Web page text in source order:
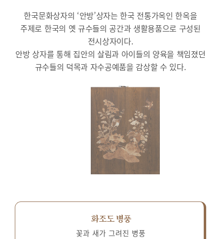
한국문화상자의 ‘안방’상자는 한국 전통가옥인 한옥을
주제로 한국의 옛 규수들의 공간과 생활용품으로 구성된
전시상자이다.
안방 상자를 통해 집안의 살림과 아이들의 양육을 책임졌던
규수들의 덕목과 자수공예품을 감상할 수 있다.
화조도 병풍
꽃과 새가 그려진 병풍